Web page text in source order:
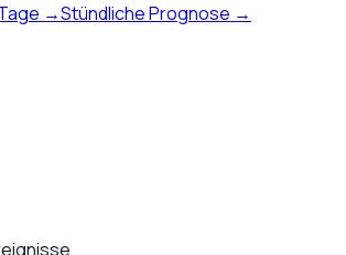
→Stündliche Prognose →